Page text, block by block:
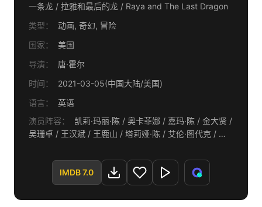
一条龙 / 拉雅和最后的龙 / Raya and The Last Dragon
类型：
动画, 奇幻, 冒险
国家：
美国
导演：
唐·霍尔
时间：
2021-03-05(中国大陆/美国)
语言：
英语
演员阵容：
凯莉·玛丽·陈 / 奥卡菲娜 / 嘉玛·陈 / 金大贤 /
吴珊卓 / 王汉斌 / 王鹿山 / 塔莉娅·陈 / 艾伦·图代克 / 迪
妮亚·古纳迪 / 珍妮·关 / 卢锡安·佩雷兹 / 文森特·罗德里格
兹三世
IMDB 7.0